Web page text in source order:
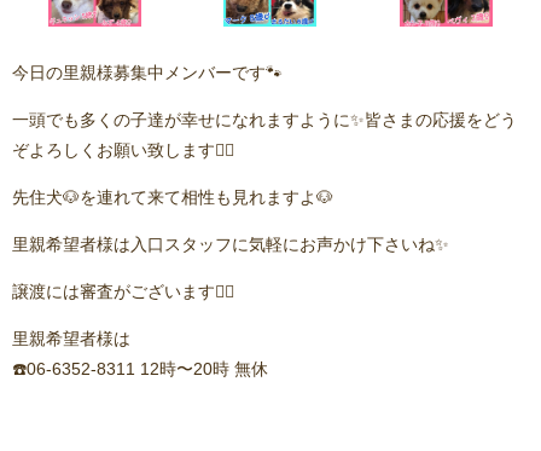
今日の里親様募集中メンバーです🐾
一頭でも多くの子達が幸せになれますように✨皆さまの応援をどう
ぞよろしくお願い致します🙇‍♂️
先住犬🐶を連れて来て相性も見れますよ🐶
里親希望者様は入口スタッフに気軽にお声かけ下さいね✨
譲渡には審査がございます🙇‍♂️
里親希望者様は
☎️06-6352-8311 12時〜20時 無休